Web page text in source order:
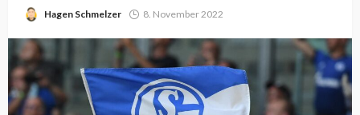
Hagen Schmelzer 8. November 2022